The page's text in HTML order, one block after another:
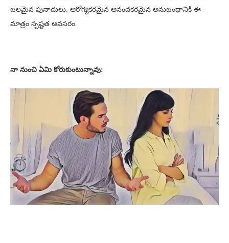
బలమైన పునాదులు. ఆరోగ్యకరమైన ఆనందకరమైన అనుబంధానికి ఈ
మాత్రం స్పష్టత అవసరం.
నా నుంచి ఏమి కోరుకుంటున్నావు: